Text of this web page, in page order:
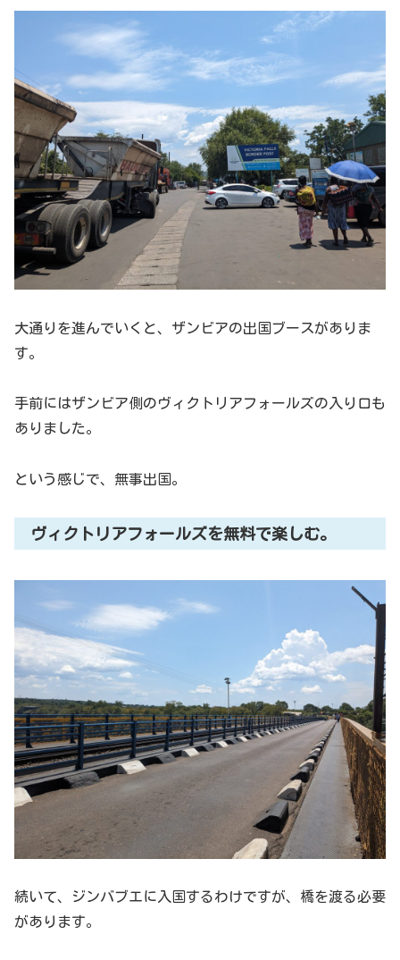
大通りを進んでいくと、ザンビアの出国ブースがありま
す。
手前にはザンビア側のヴィクトリアフォールズの入り口も
ありました。
という感じで、無事出国。
ヴィクトリアフォールズを無料で楽しむ。
続いて、ジンバブエに入国するわけですが、橋を渡る必要
があります。